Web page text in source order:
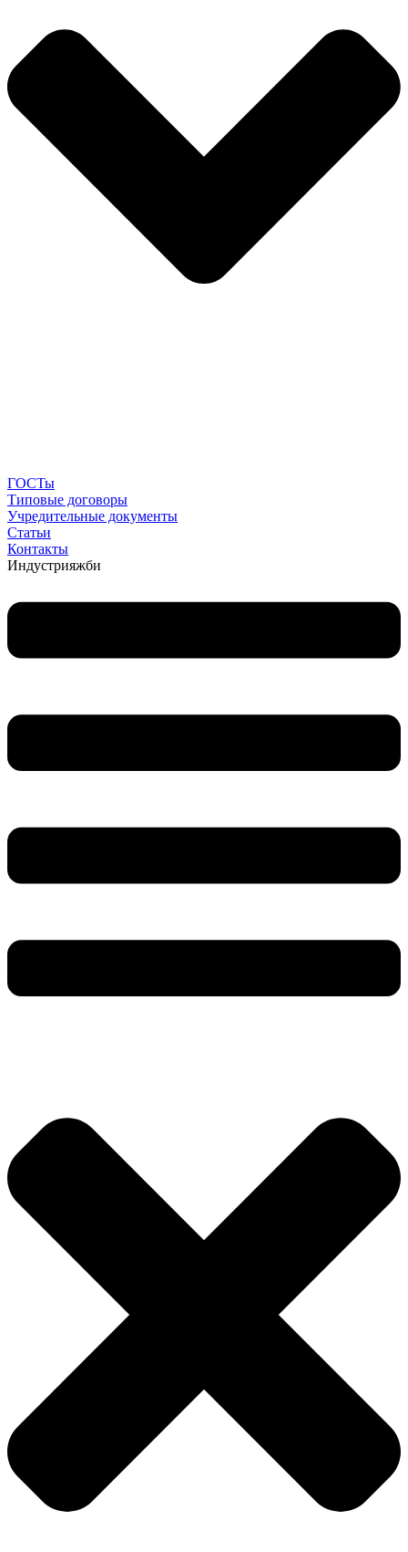
ГОСТы
Типовые договоры
Учредительные документы
Статьи
Контакты
Индустрияжби